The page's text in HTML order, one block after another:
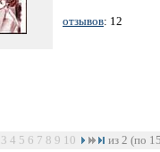
отзывов: 12
3 4 5 6 7 8 9 10 из 2 (по